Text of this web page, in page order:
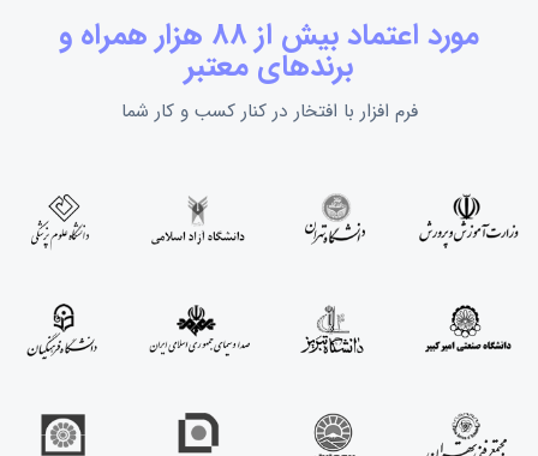
مورد اعتماد بیش از 88 هزار همراه و
برندهای معتبر
فرم افزار با افتخار در کنار کسب و کار شما